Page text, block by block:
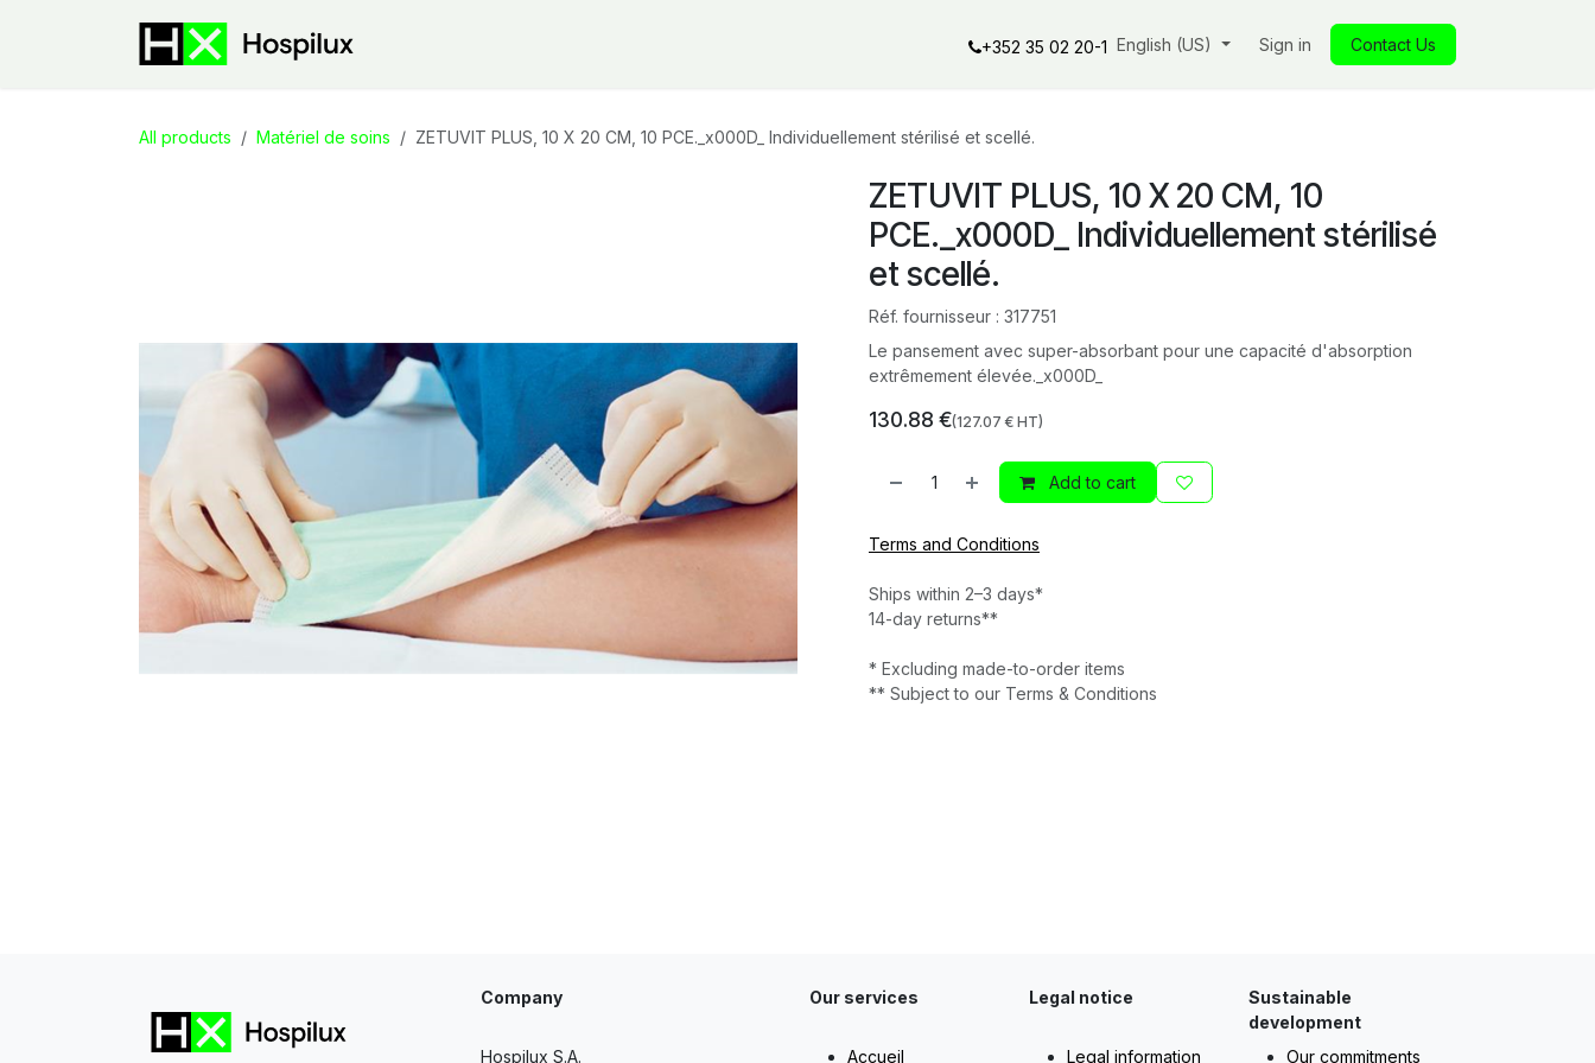
Our products Our commitments Insights Our store Jobs
+352 35 02 20-1 English (US) Sign in Contact Us
All products Matériel de soins ZETUVIT PLUS, 10 X 20 CM, 10 PCE._x000D_ Individuellement stérilisé et scellé.
ZETUVIT PLUS, 10 X 20 CM, 10
PCE._x000D_ Individuellement stérilisé
et scellé.
Réf. fournisseur : 317751
Le pansement avec super-absorbant pour une capacité d'absorption
extrêmement élevée._x000D_
130.88 €(127.07 € HT)
Add to cart
Terms and Conditions
Ships within 2–3 days*
14-day returns**
* Excluding made-to-order items
** Subject to our Terms & Conditions
Hospilux S.A.
Company
Our commitments
Sustainable
development
Legal information
Legal notice
Our services
Accueil